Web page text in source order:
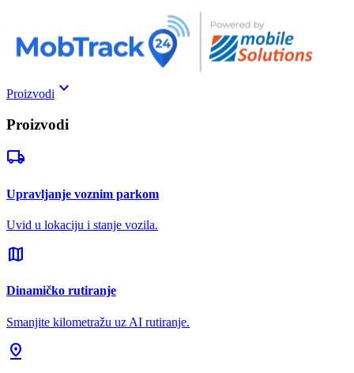
Proizvodi keyboard_arrow_down
Proizvodi
local_shipping
Upravljanje voznim parkom
Uvid u lokaciju i stanje vozila.
map
Dinamičko rutiranje
Smanjite kilometražu uz AI rutiranje.
pin_drop